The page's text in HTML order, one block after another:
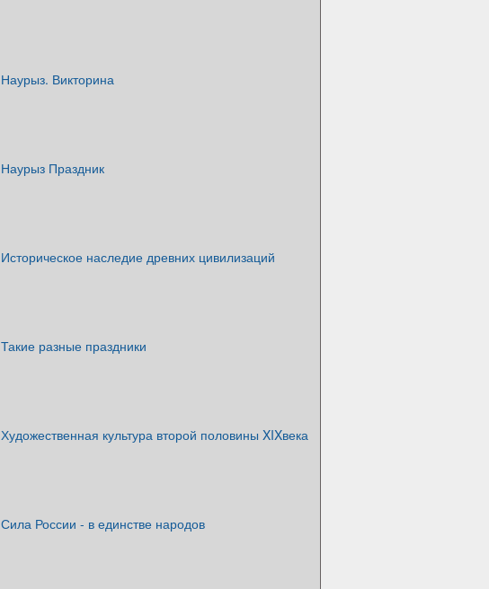
Наурыз. Викторина
Наурыз Праздник
Историческое наследие древних цивилизаций
Такие разные праздники
Художественная культура второй половины XIXвека
Сила России - в единстве народов